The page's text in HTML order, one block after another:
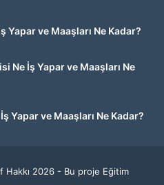
ve Maaşları Ne Kadar?
Ne İş Yapar ve Maaşları Ne
Yapar ve Maaşları Ne Kadar?
Hakkı 2026 - Bu proje Eğitim